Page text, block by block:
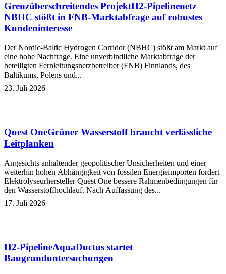
Grenzüberschreitendes ProjektH2-Pipelinenetz
NBHC stößt in FNB-Marktabfrage auf robustes
Kundeninteresse
Der Nordic-Baltic Hydrogen Corridor (NBHC) stößt am Markt auf
eine hohe Nachfrage. Eine unverbindliche Marktabfrage der
beteiligten Fernleitungsnetzbetreiber (FNB) Finnlands, des
Baltikums, Polens und...
23. Juli 2026
Quest OneGrüner Wasserstoff braucht verlässliche
Leitplanken
Angesichts anhaltender geopolitischer Unsicherheiten und einer
weiterhin hohen Abhängigkeit von fossilen Energieimporten fordert
Elektrolyseurhersteller Quest One bessere Rahmenbedingungen für
den Wasserstoffhochlauf. Nach Auffassung des...
17. Juli 2026
H2-PipelineAquaDuctus startet
Baugrunduntersuchungen